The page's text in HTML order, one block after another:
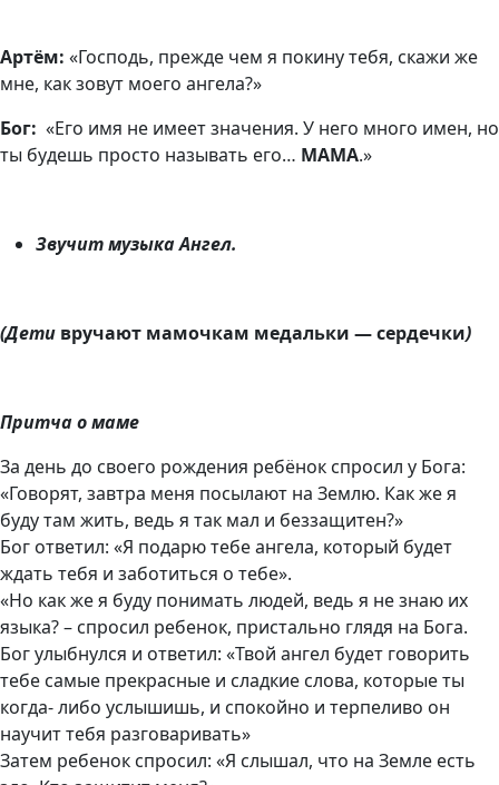
Артём: «Господь, прежде чем я покину тебя, скажи же
мне, как зовут моего ангела?»
Бог: «Его имя не имеет значения. У него много имен, но
ты будешь просто называть его… МАМА.»
Звучит музыка Ангел.
(Дети вручают мамочкам медальки — сердечки)
Притча о маме
За день до своего рождения ребёнок спросил у Бога:
«Говорят, завтра меня посылают на Землю. Как же я
буду там жить, ведь я так мал и беззащитен?»
Бог ответил: «Я подарю тебе ангела, который будет
ждать тебя и заботиться о тебе».
«Но как же я буду понимать людей, ведь я не знаю их
языка? – спросил ребенок, пристально глядя на Бога.
Бог улыбнулся и ответил: «Твой ангел будет говорить
тебе самые прекрасные и сладкие слова, которые ты
когда- либо услышишь, и спокойно и терпеливо он
научит тебя разговаривать»
Затем ребенок спросил: «Я слышал, что на Земле есть